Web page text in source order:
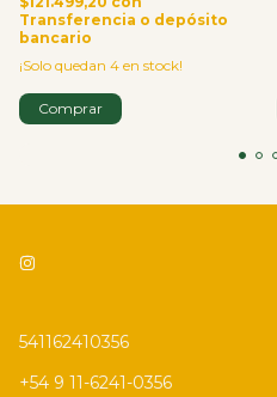
Transferencia o depósito
bancario
¡Solo quedan 4 en stock!
541162410356
+54 9 11-6241-0356